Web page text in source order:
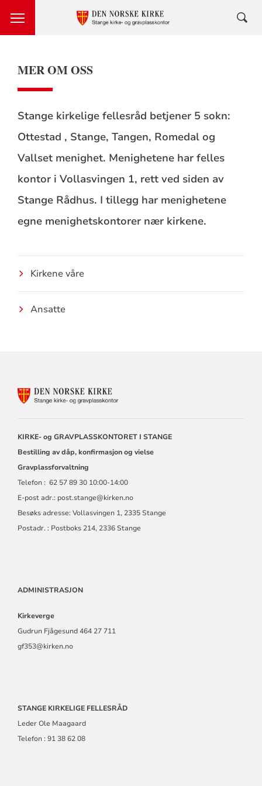
MER OM OSS
Stange kirkelige fellesråd betjener 5 sokn:
Ottestad , Stange, Tangen, Romedal og
Vallset menighet. Menighetene har felles
kontor i Vollasvingen 1, rett ved siden av
Stange Rådhus. I tillegg har menighetene
egne menighetskontorer nær kirkene.
Kirkene våre
Ansatte
FELLESRÅD
KIRKE- og GRAVPLASSKONTORET I STANGE
Bestilling av dåp, konfirmasjon og vielse
Gravplassforvaltning
Telefon : 62 57 89 30 10:00-14:00
E-post adr.: post.stange@kirken.no
Besøks adresse: Vollasvingen 1, 2335 Stange
Postadr. : Postboks 214, 2336 Stange
ADMINISTRASJON
Kirkeverge
Gudrun Fjågesund 464 27 711
gf353@kirken.no
STANGE KIRKELIGE FELLESRÅD
Leder Ole Maagaard
Telefon : 91 38 62 08